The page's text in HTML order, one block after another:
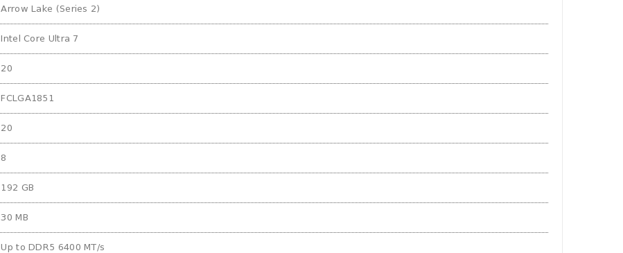
Arrow Lake (Series 2)
Intel Core Ultra 7
20
FCLGA1851
20
8
192 GB
30 MB
Up to DDR5 6400 MT/s